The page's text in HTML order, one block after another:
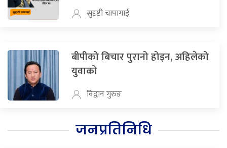
सुदृष्टी चापागाई
बीपीको बिचार पुरानो होइन, अहिलेको
युवाको
विद्वान गुरुङ
जनप्रतिनिधि